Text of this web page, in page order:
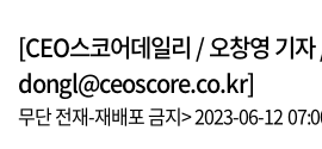
[CEO스코어데일리 / 오창영 기
dongl@ceoscore.co.kr]
무단 전재-재배포 금지> 2023-06-12